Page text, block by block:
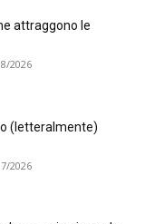
attraggono le
2026
(letteralmente)
2026